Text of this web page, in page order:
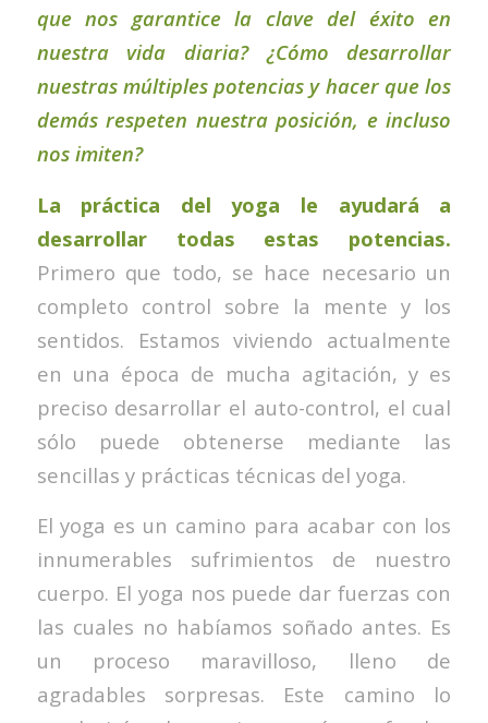
que nos garantice la clave del éxito en
nuestra vida diaria? ¿Cómo desarrollar
nuestras múltiples potencias y hacer que los
demás respeten nuestra posición, e incluso
nos imiten?
La práctica del yoga le ayudará a
desarrollar todas estas potencias.
Primero que todo, se hace necesario un
completo control sobre la mente y los
sentidos. Estamos viviendo actualmente
en una época de mucha agitación, y es
preciso desarrollar el auto-control, el cual
sólo puede obtenerse mediante las
sencillas y prácticas técnicas del yoga.
El yoga es un camino para acabar con los
innumerables sufrimientos de nuestro
cuerpo. El yoga nos puede dar fuerzas con
las cuales no habíamos soñado antes. Es
un proceso maravilloso, lleno de
agradables sorpresas. Este camino lo